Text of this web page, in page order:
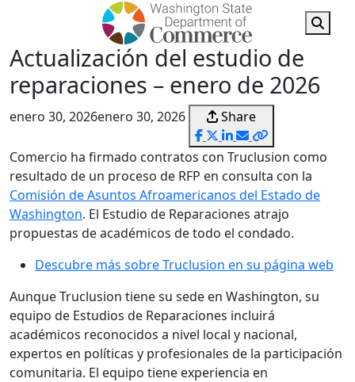
Actualización del estudio de
reparaciones – enero de 2026
enero 30, 2026enero 30, 2026 Share
Comercio ha firmado contratos con Truclusion como
resultado de un proceso de RFP en consulta con la
Comisión de Asuntos Afroamericanos del Estado de
Washington. El Estudio de Reparaciones atrajo
propuestas de académicos de todo el condado.
Descubre más sobre Truclusion en su página web
Aunque Truclusion tiene su sede en Washington, su
equipo de Estudios de Reparaciones incluirá
académicos reconocidos a nivel local y nacional,
expertos en políticas y profesionales de la participación
comunitaria. El equipo tiene experiencia en